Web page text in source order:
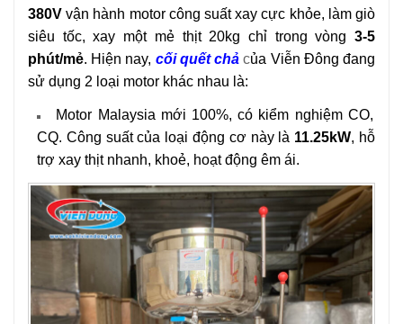
380V vận hành motor công suất xay cực khỏe, làm giò
siêu tốc, xay một mẻ thịt 20kg chỉ trong vòng 3-5
phút/mẻ. Hiện nay, cối quết chả của Viễn Đông đang
sử dụng 2 loại motor khác nhau là:
Motor Malaysia mới 100%, có kiểm nghiệm CO,
CQ. Công suất của loại động cơ này là 11.25kW, hỗ
trợ xay thịt nhanh, khoẻ, hoạt động êm ái.